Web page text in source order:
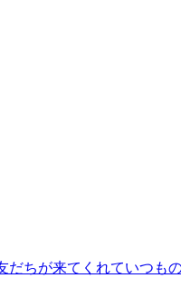
ちが来てくれていつも